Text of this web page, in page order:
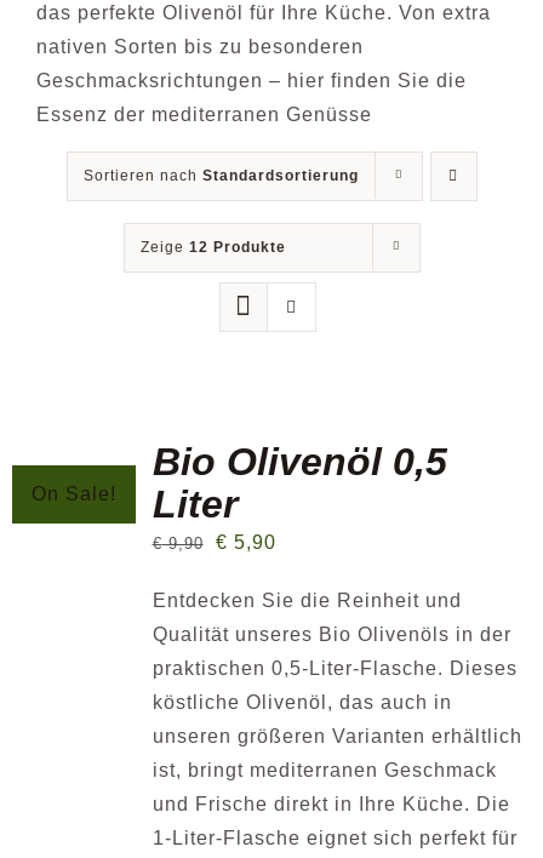
Blog
Kontakt
das perfekte Olivenöl für Ihre Küche. Von extra
nativen Sorten bis zu besonderen
Geschmacksrichtungen – hier finden Sie die
Essenz der mediterranen Genüsse
Sortieren nach Standardsortierung
Zeige 12 Produkte
On Sale!
Bio Olivenöl 0,5
Liter
€9,90 € 5,90
Entdecken Sie die Reinheit und
Qualität unseres Bio Olivenöls in der
praktischen 0,5-Liter-Flasche. Dieses
köstliche Olivenöl, das auch in
unseren größeren Varianten erhältlich
ist, bringt mediterranen Geschmack
und Frische direkt in Ihre Küche. Die
1-Liter-Flasche eignet sich perfekt für